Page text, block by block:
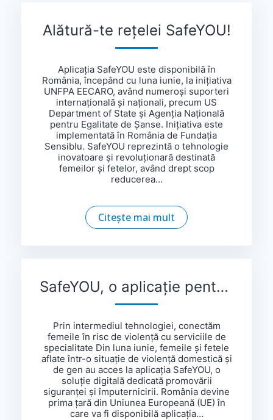
Alătură-te rețelei SafeYOU!
Aplicația SafeYOU este disponibilă în
România, începând cu luna iunie, la inițiativa
UNFPA EECARO, având numeroși suporteri
internațională și naționali, precum US
Department of State și Agenția Națională
pentru Egalitate de Șanse. Inițiativa este
implementată în România de Fundația
Sensiblu. SafeYOU reprezintă o tehnologie
inovatoare și revoluționară destinată
femeilor și fetelor, având drept scop
reducerea…
Citește mai mult
SafeYOU, o aplicație pentru femeile și fetele victime ale violenței
Prin intermediul tehnologiei, conectăm
femeile în risc de violență cu serviciile de
specialitate Din luna iunie, femeile și fetele
aflate într-o situație de violență domestică și
de gen au acces la aplicația SafeYOU, o
soluție digitală dedicată promovării
siguranței și împuternicirii. România devine
prima țară din Uniunea Europeană (UE) în
care va fi disponibilă aplicația…